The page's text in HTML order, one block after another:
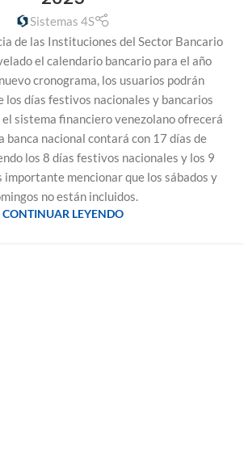
Sistemas 4S
de las Instituciones del Sector Bancario
el calendario bancario para el año
cronograma, los usuarios podrán
los días festivos nacionales y bancarios
sistema financiero venezolano ofrecerá
banca nacional contará con 17 días de
los 8 días festivos nacionales y los 9
importante mencionar que los sábados y
no están incluidos.
CONTINUAR LEYENDO